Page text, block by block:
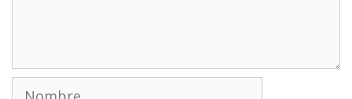
Nombre